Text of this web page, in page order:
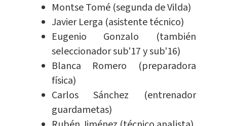
Montse Tomé (segunda de Vilda)
Javier Lerga (asistente técnico)
Eugenio Gonzalo (también
seleccionador sub'17 y sub'16)
Blanca Romero (preparadora
física)
Carlos Sánchez (entrenador
guardametas)